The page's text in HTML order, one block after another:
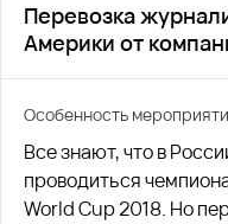
Перевозка
Америки от
Особенность
Все знают, что в
проводиться
World Cup 2018. Но